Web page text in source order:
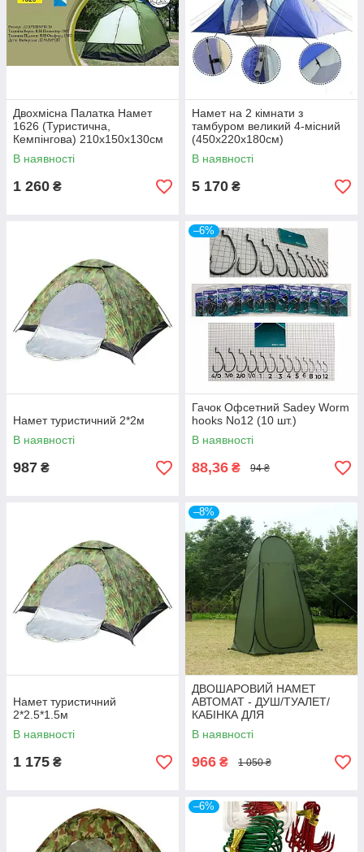
Двохмісна Палатка Намет
1626 (Туристична,
Кемпінгова) 210х150х130см
В наявності
1 260 ₴
Намет на 2 кімнати з
тамбуром великий 4-місний
(450х220х180см)
В наявності
5 170 ₴
Намет туристичний 2*2м
В наявності
987 ₴
–6%
Гачок Офсетний Sadey Worm
hooks No12 (10 шт.)
В наявності
88,36 ₴ 94 ₴
Намет туристичний
2*2.5*1.5м
В наявності
1 175 ₴
–8%
ДВОШАРОВИЙ НАМЕТ
АВТОМАТ - ДУШ/ТУАЛЕТ/
КАБІНКА ДЛЯ
ПЕРЕОДЯГАННЯ
120Х120Х190 СМ
В наявності
966 ₴ 1 050 ₴
–6%